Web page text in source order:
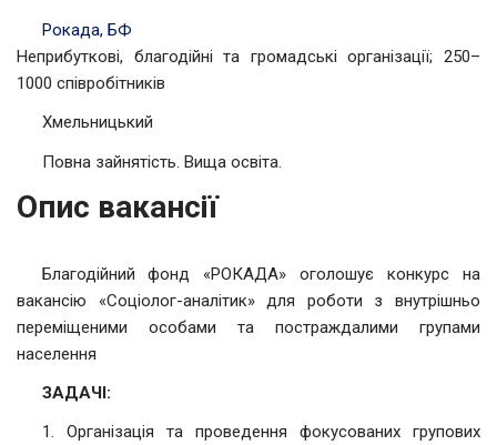
Рокада, БФ
Неприбуткові, благодійні та громадські організації; 250–
1000 співробітників
Хмельницький
Повна зайнятість. Вища освіта.
Опис вакансії
Благодійний фонд «РОКАДА» оголошує конкурс на
вакансію «Соціолог-аналітик» для роботи з внутрішньо
переміщеними особами та постраждалими групами
населення
ЗАДАЧІ:
1. Організація та проведення фокусованих групових